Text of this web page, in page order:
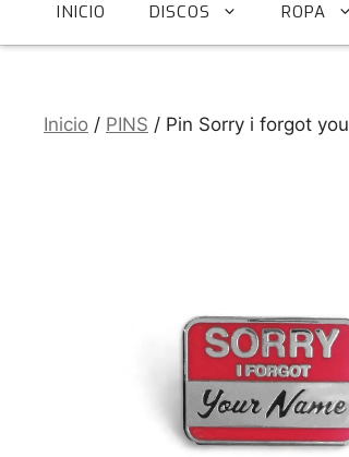
INICIO DISCOS ROPA
Inicio / PINS / Pin Sorry i forgot